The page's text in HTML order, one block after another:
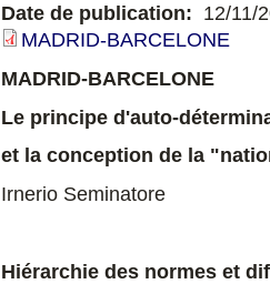
Date de publication: 12/11/
MADRID-BARCELONE
MADRID-BARCELONE
Le principe d'auto-
et la conception de la
Irnerio Seminatore
Hiérarchie des normes et